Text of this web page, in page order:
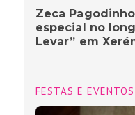
Zeca
especial no
Levar” em
FESTAS E EVENTOS